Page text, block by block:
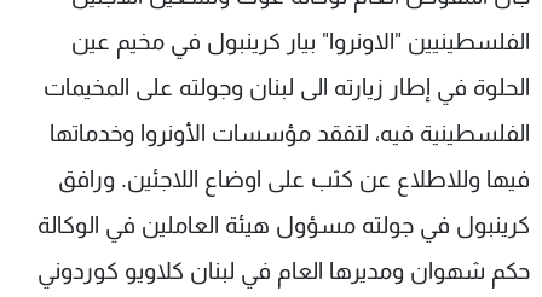
الفلسطينيين "الاونروا" بيار كرينبول في مخيم عين
الحلوة في إطار زيارته الى لبنان وجولته على المخيمات
الفلسطينية فيه، لتفقد مؤسسات الأونروا وخدماتها
فيها وللاطلاع عن كثب على اوضاع اللاجئين. ورافق
كرينبول في جولته مسؤول هيئة العاملين في الوكالة
حكم شهوان ومديرها العام في لبنان كلاويو كوردوني
شاهد البرامج
الترددات
عن MTV
لاعلاناتكم
وظائف
شروط الإسـتخدام
سياسة الخصوصية